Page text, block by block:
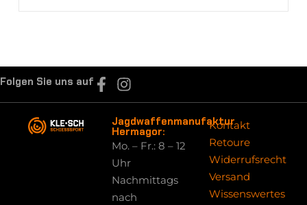
Folgen Sie uns auf
Jagdwaffenmanufaktur
Hermagor:
Mo. – Fr.: 8 – 12
Uhr
Nachmittags
nach
Kontakt
Retoure
Widerrufsrecht
Versand
Wissenswertes